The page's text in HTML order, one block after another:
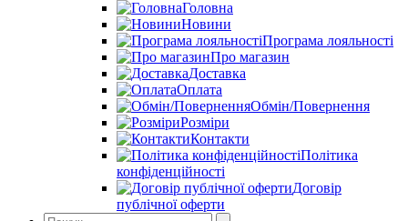
Головна
Новини
Програма лояльності
Про магазин
Доставка
Оплата
Обмін/Повернення
Розміри
Контакти
Політика
конфіденційності
Договір
публічної оферти